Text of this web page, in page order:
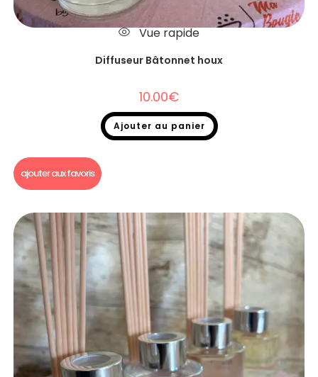
Vue rapide
Diffuseur Bâtonnet houx
10.00€
Ajouter au panier
ajouter aux favoris